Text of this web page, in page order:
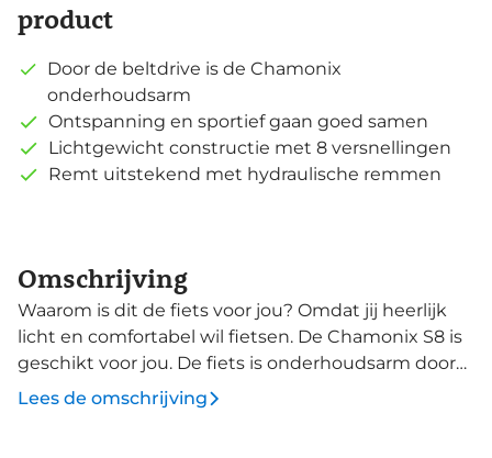
product
Door de beltdrive is de Chamonix
onderhoudsarm
Ontspanning en sportief gaan goed samen
Lichtgewicht constructie met 8 versnellingen
Remt uitstekend met hydraulische remmen
Omschrijving
Waarom is dit de fiets voor jou? Omdat jij heerlijk
licht en comfortabel wil fietsen. De Chamonix S8 is
geschikt voor jou. De fiets is onderhoudsarm door
de beltdrive en daarom ook makkelijk schoon te
Lees de omschrijving